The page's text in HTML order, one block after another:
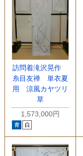
訪問着滝沢晃作
糸目友禅 単衣夏
用 涼風カヤツリ
草
1,573,000円